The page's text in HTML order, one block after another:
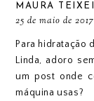
MAURA
25 de maio de
Para hidratação
Linda, adoro
um post onde
máquina usas?